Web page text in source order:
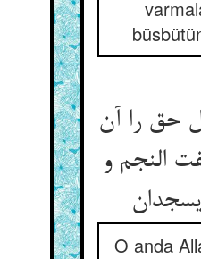
حق را آن
النجم و
O anda